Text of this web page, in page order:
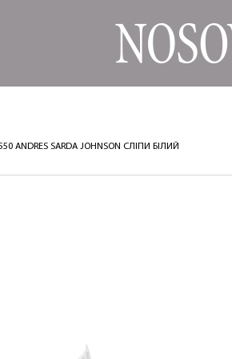
ANDRES SARDA JOHNSON СЛІПИ БІЛИЙ